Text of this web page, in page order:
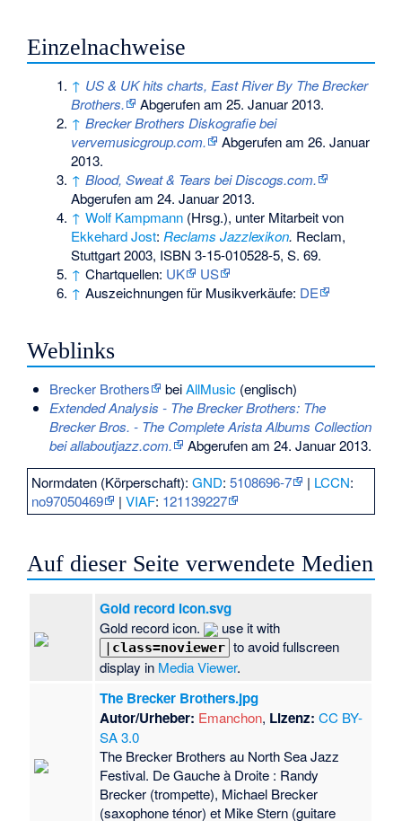
Einzelnachweise
↑ US & UK hits charts, East River By The Brecker
Brothers.
Abgerufen am 25. Januar 2013.
↑ Brecker Brothers Diskografie bei
vervemusicgroup.com.
Abgerufen am 26. Januar
2013.
↑ Blood, Sweat & Tears bei Discogs.com.
Abgerufen am 24. Januar 2013.
↑ Wolf Kampmann (Hrsg.), unter Mitarbeit von
Ekkehard Jost:Reclams Jazzlexikon. Reclam,
Stuttgart 2003, ISBN 3-15-010528-5, S. 69.
↑ Chartquellen: UK
US
↑ Auszeichnungen für Musikverkäufe: DE
Weblinks
Brecker Brothers beiAllMusic(englisch)
Extended Analysis - The Brecker Brothers: The
Brecker Bros. - The Complete Arista Albums Collection
bei allaboutjazz.com.
Abgerufen am 24. Januar 2013.
Normdaten (Körperschaft):GND:5108696-7 | LCCN:
no97050469
|VIAF: 121139227
Auf dieser Seite verwendete Medien
Gold record icon.svg
Gold record icon. use it with
class=noviewer to avoid fullscreen
display in Media Viewer.
The Brecker Brothers.jpg
Autor/Urheber: Emanchon, Lizenz: CC BY-
SA 3.0
The Brecker Brothers au North Sea Jazz
Festival. De Gauche à Droite : Randy
Brecker (trompette), Michael Brecker
(saxophone ténor) et Mike Stern (guitare